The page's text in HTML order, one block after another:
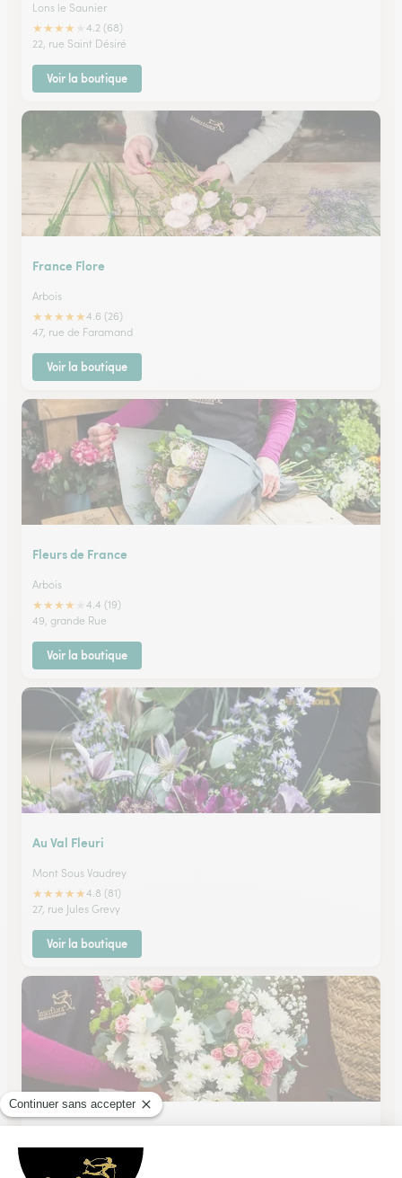
Lons le Saunier
★★★★
4.2 (68)
22, rue Saint Désiré
Voir la boutique
France Flore
Arbois
★★★★★4.6 (26)
47, rue de Faramand
Voir la boutique
Fleurs de France
Arbois
★★★★
4.4 (19)
49, grande Rue
Voir la boutique
Au Val Fleuri
Mont Sous Vaudrey
★★★★★4.8 (81)
27, rue Jules Grevy
Voir la boutique
Chaillet Fleurs
Champagnole